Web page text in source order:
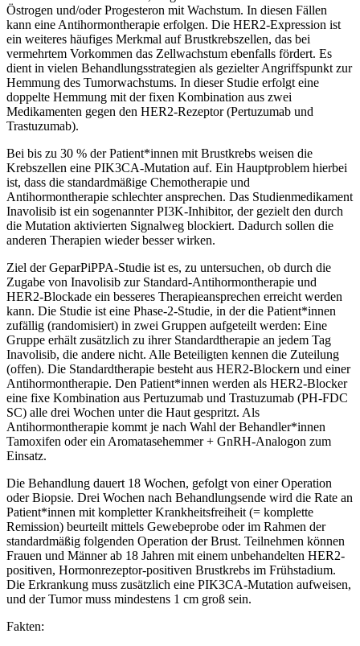
Östrogen und/oder Progesteron mit Wachstum. In diesen Fällen
kann eine Antihormontherapie erfolgen. Die HER2-Expression ist
ein weiteres häufiges Merkmal auf Brustkrebszellen, das bei
vermehrtem Vorkommen das Zellwachstum ebenfalls fördert. Es
dient in vielen Behandlungsstrategien als gezielter Angriffspunkt zur
Hemmung des Tumorwachstums. In dieser Studie erfolgt eine
doppelte Hemmung mit der fixen Kombination aus zwei
Medikamenten gegen den HER2-Rezeptor (Pertuzumab und
Trastuzumab).
Bei bis zu 30 % der Patient*innen mit Brustkrebs weisen die
Krebszellen eine PIK3CA-Mutation auf. Ein Hauptproblem hierbei
ist, dass die standardmäßige Chemotherapie und
Antihormontherapie schlechter ansprechen. Das Studienmedikament
Inavolisib ist ein sogenannter PI3K-Inhibitor, der gezielt den durch
die Mutation aktivierten Signalweg blockiert. Dadurch sollen die
anderen Therapien wieder besser wirken.
Ziel der GeparPiPPA-Studie ist es, zu untersuchen, ob durch die
Zugabe von Inavolisib zur Standard-Antihormontherapie und
HER2-Blockade ein besseres Therapieansprechen erreicht werden
kann. Die Studie ist eine Phase-2-Studie, in der die Patient*innen
zufällig (randomisiert) in zwei Gruppen aufgeteilt werden: Eine
Gruppe erhält zusätzlich zu ihrer Standardtherapie an jedem Tag
Inavolisib, die andere nicht. Alle Beteiligten kennen die Zuteilung
(offen). Die Standardtherapie besteht aus HER2-Blockern und einer
Antihormontherapie. Den Patient*innen werden als HER2-Blocker
eine fixe Kombination aus Pertuzumab und Trastuzumab (PH-FDC
SC) alle drei Wochen unter die Haut gespritzt. Als
Antihormontherapie kommt je nach Wahl der Behandler*innen
Tamoxifen oder ein Aromatasehemmer + GnRH-Analogon zum
Einsatz.
Die Behandlung dauert 18 Wochen, gefolgt von einer Operation
oder Biopsie. Drei Wochen nach Behandlungsende wird die Rate an
Patient*innen mit kompletter Krankheitsfreiheit (= komplette
Remission) beurteilt mittels Gewebeprobe oder im Rahmen der
standardmäßig folgenden Operation der Brust. Teilnehmen können
Frauen und Männer ab 18 Jahren mit einem unbehandelten HER2-
positiven, Hormonrezeptor-positiven Brustkrebs im Frühstadium.
Die Erkrankung muss zusätzlich eine PIK3CA-Mutation aufweisen,
und der Tumor muss mindestens 1 cm groß sein.
Fakten: